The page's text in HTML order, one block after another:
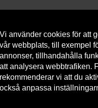
Vi använder cookies för att
vår webbplats, till exempel
annonser, tillhandahålla
att analysera webbtrafiken.
rekommenderar vi att du
också anpassa
Om Armatec